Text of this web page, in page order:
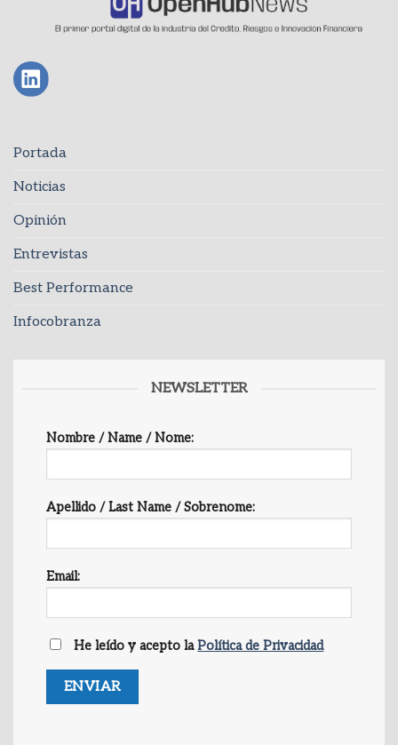
Portada
Noticias
Opinión
Entrevistas
Best Performance
Infocobranza
NEWSLETTER
Nombre / Name / Nome:
Apellido / Last Name / Sobrenome:
Email:
He leído y acepto laPolítica de Privacidad